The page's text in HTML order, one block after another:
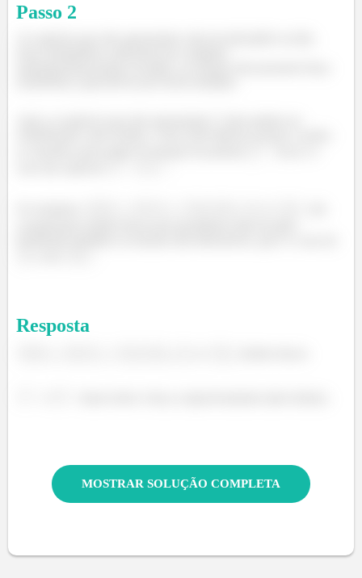
Passo 2
Resposta
MOSTRAR SOLUÇÃO COMPLETA